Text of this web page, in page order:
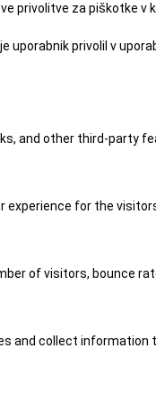
privolitve za piškotke v
privolil v
and other third-party
experience for the
of visitors, bounce
and collect information